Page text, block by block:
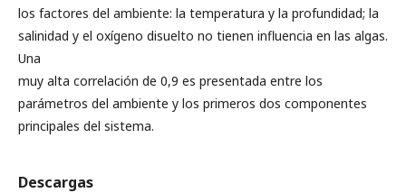
los factores del ambiente: la temperatura y la profundidad; la
salinidad y el oxígeno disuelto no tienen influencia en las algas.
Una
muy alta correlación de 0,9 es presentada entre los
parámetros del ambiente y los primeros dos componentes
principales del sistema.
Descargas